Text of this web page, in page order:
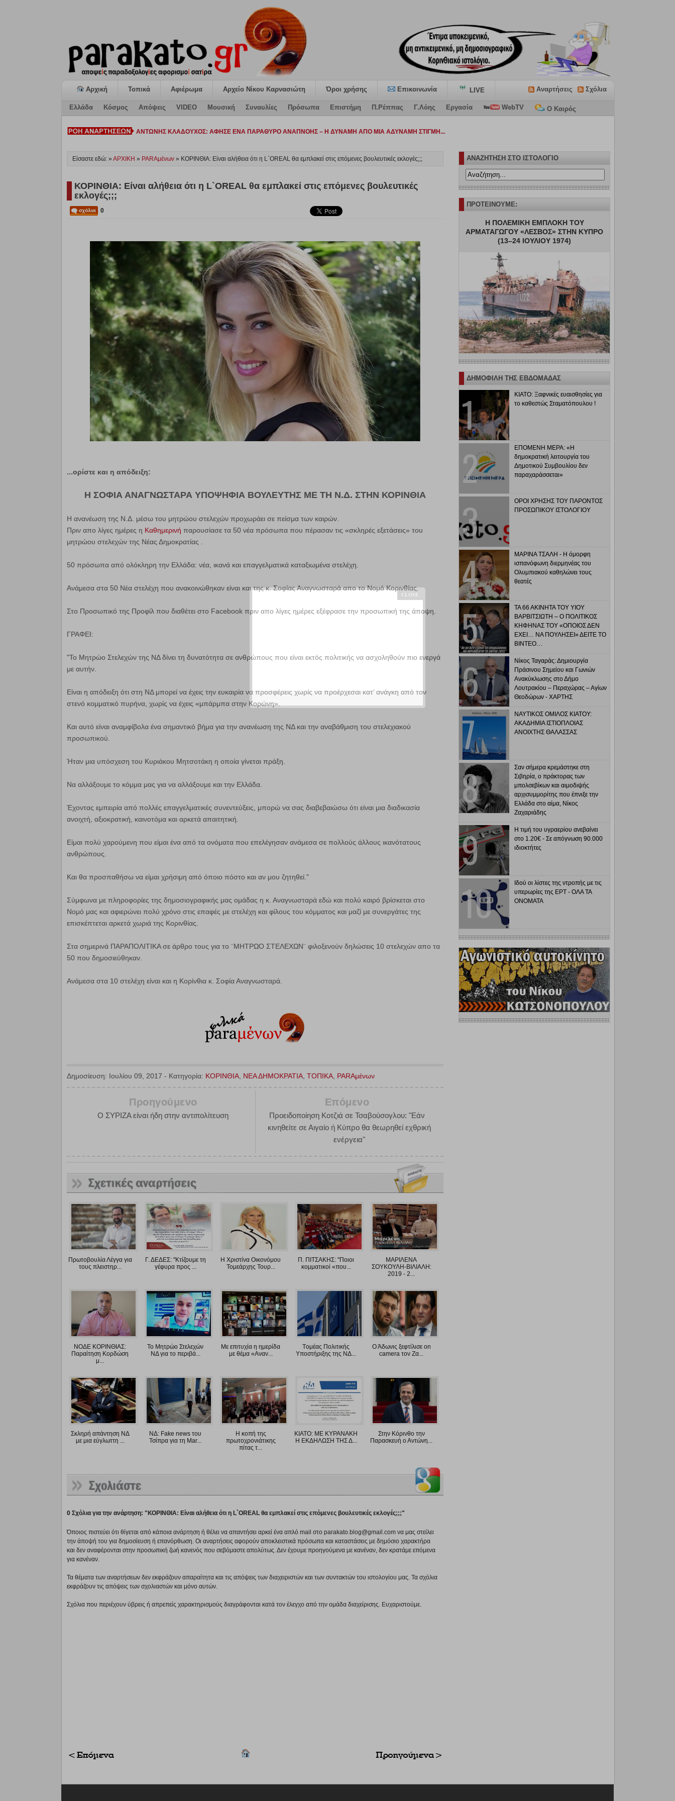
Αρχική Τοπικά Αφιέρωμα Αρχείο Νίκου Καρνασιώτη Όροι χρήσης Επικοινωνία LIVE Αναρτήσεις Σχόλια
Ελλάδα Κόσμος Απόψεις VIDEO Μουσική Συναυλίες Πρόσωπα Επιστήμη Π.Ρέππας Γ.Λόης Εργασία WebTV Ο Καιρός
ΚΙΑΤΟ: Η «ΕΠΟΜΕΝΗ ΜΕΡΑ» κατ-
Είσαστε εδώ: » ΑΡΧΙΚΗ » PARAμένων » ΚΟΡΙΝΘΙΑ: Είναι αλήθεια ότι η L`OREAL θα εμπλακεί στις επόμενες βουλευτικές εκλογές;;;
ΚΟΡΙΝΘΙΑ: Είναι αλήθεια ότι η L`OREAL θα εμπλακεί στις επόμενες βουλευτικές
εκλογές;;;
0
...ορίστε και η απόδειξη:
Η ΣΟΦΙΑ ΑΝΑΓΝΩΣΤΑΡΑ ΥΠΟΨΗΦΙΑ ΒΟΥΛΕΥΤΗΣ ΜΕ ΤΗ Ν.Δ. ΣΤΗΝ ΚΟΡΙΝΘΙΑ
Η ανανέωση της Ν.Δ. μέσω του μητρώου στελεχών προχωράει σε πείσμα των καιρών.
Πριν απο λίγες ημέρες η Καθημερινή παρουσίασε τα 50 νέα πρόσωπα που πέρασαν τις «σκληρές εξετάσεις» του
μητρώου στελεχών της Νέας Δημοκρατίας .
50 πρόσωπα από ολόκληρη την Ελλάδα: νέα, ικανά και επαγγελματικά καταξιωμένα στελέχη.
Ανάμεσα στα 50 Νέα στελέχη που ανακοινώθηκαν είναι και της κ. Σοφίας Αναγνωσταρά απο το Νομό Κορινθίας.
Στο Προσωπικό της Προφίλ που διαθέτει στο Facebook πριν απο λίγες ημέρες εξέφρασε την προσωπική της άποψη.
ΓΡΑΦΕΙ:
"Το Μητρώο Στελεχών της ΝΔ δίνει τη δυνατότητα σε ανθρώπους που είναι εκτός πολιτικής να ασχοληθούν πιο ενεργά
με αυτήν.
Είναι η απόδειξη ότι στη ΝΔ μπορεί να έχεις την ευκαιρία να προσφέρεις χωρίς να προέρχεσαι κατ’ ανάγκη από τον
στενό κομματικό πυρήνα, χωρίς να έχεις «μπάρμπα στην Κορώνη».
Και αυτό είναι αναμφίβολα ένα σημαντικό βήμα για την ανανέωση της ΝΔ και την αναβάθμιση του στελεχιακού
προσωπικού.
Ήταν μια υπόσχεση του Κυριάκου Μητσοτάκη η οποία γίνεται πράξη.
Να αλλάξουμε το κόμμα μας για να αλλάξουμε και την Ελλάδα.
Έχοντας εμπειρία από πολλές επαγγελματικές συνεντεύξεις, μπορώ να σας διαβεβαιώσω ότι είναι μια διαδικασία
ανοιχτή, αξιοκρατική, καινοτόμα και αρκετά απαιτητική.
Είμαι πολύ χαρούμενη που είμαι ένα από τα ονόματα που επελέγησαν ανάμεσα σε πολλούς άλλους ικανότατους
ανθρώπους.
Και θα προσπαθήσω να είμαι χρήσιμη από όποιο πόστο και αν μου ζητηθεί."
Σύμφωνα με πληροφορίες της δημοσιογραφικής μας ομάδας η κ. Αναγνωσταρά εδώ και πολύ καιρό βρίσκεται στο
Νομό μας και αφιερώνει πολύ χρόνο στις επαφές με στελέχη και φίλους του κόμματος και μαζί με συνεργάτες της
επισκέπτεται αρκετά χωριά της Κορινθίας.
Στα σημερινά ΠΑΡΑΠΟΛΙΤΙΚΑ σε άρθρο τους για το ¨ΜΗΤΡΩΟ ΣΤΕΛΕΧΩΝ¨ φιλοξενούν δηλώσεις 10 στελεχών απο τα
50 που δημοσιεύθηκαν.
Ανάμεσα στα 10 στελέχη είναι και η Κορίνθια κ. Σοφία Αναγνωσταρά.
Δημοσίευση: Ιουλίου 09, 2017 - Κατηγορία: ΚΟΡΙΝΘΙΑ ΝΕΑ ΔΗΜΟΚΡΑΤΙΑ ΤΟΠΙΚΑ PARAμένων
Επόμενο
Προειδοποίηση Κοτζιά σε Τσαβούσογλου: "Εάν
κινηθείτε σε Αιγαίο ή Κύπρο θα θεωρηθεί εχθρική
ενέργεια"
Προηγούμενο
Ο ΣΥΡΙΖΑ είναι ήδη στην αντιπολίτευση
Πρωτοβουλία Λέγγα για
τους πλειστηρ...
Γ. ΔΕΔΕΣ: "Κτίζουμε τη
γέφυρα προς ...
Η Χριστίνα Οικονόμου
Τομεάρχης Τουρ...
Π. ΠΙΤΣΑΚΗΣ: "Ποιοι
κομματικοί «που...
ΜΑΡΙΛΕΝΑ
ΣΟΥΚΟΥΛΗ-ΒΙΛΙΑΛΗ:
2019 - 2...
ΝΟΔΕ ΚΟΡΙΝΘΙΑΣ:
Παραίτηση Κορδώση
μ...
Το Μητρώο Στελεχών
ΝΔ για το περιβά...
Με επιτυχία η ημερίδα
με θέμα «Αναν...
Tομέας Πολιτικής
Υποστήριξης της ΝΔ...
Ο Άδωνις ξεφτίλισε on
camera τον Ζα...
Σκληρή απάντηση ΝΔ
με μια εύγλωττη ...
ΝΔ: Fake news του
Τσίπρα για τη Mar...
Η κοπή της
πρωτοχρονιάτικης
πίτας τ...
ΚΙΑΤΟ: ΜΕ ΚΥΡΑΝΑΚΗ
Η ΕΚΔΗΛΩΣΗ ΤΗΣ Δ...
Στην Κόρινθο την
Παρασκευή ο Αντώνη...
0 Σχόλια για την ανάρτηση: "ΚΟΡΙΝΘΙΑ: Είναι αλήθεια ότι η L`OREAL θα εμπλακεί στις επόμενες βουλευτικές εκλογές;;;"
Όποιος πιστεύει ότι θίγεται από κάποια ανάρτηση ή θέλει να απαντήσει αρκεί ένα απλό mail στο parakato.blog@gmail.com να μας στείλει
την άποψή του για δημοσίευση ή επανόρθωση. Οι αναρτήσεις αφορούν αποκλειστικά πρόσωπα και καταστάσεις με δημόσιο χαρακτήρα
και δεν αναφέρονται στην προσωπική ζωή κανενός που σεβόμαστε απολύτως. Δεν έχουμε προηγούμενα με κανέναν, δεν κρατάμε επόμενα
για κανέναν.
Τα θέματα των αναρτήσεων δεν εκφράζουν απαραίτητα και τις απόψεις των διαχειριστών και των συντακτών του ιστολογίου μας. Τα σχόλια
εκφράζουν τις απόψεις των σχολιαστών και μόνο αυτών.
Σχόλια που περιέχουν ύβρεις ή απρεπείς χαρακτηρισμούς διαγράφονται κατά τον έλεγχο από την ομάδα διαχείρισης. Ευχαριστούμε.
ΑΝΑΖΗΤΗΣΗ ΣΤΟ ΙΣΤΟΛΟΓΙΟ
ΠΡΟΤΕΙΝΟΥΜΕ:
Η ΠΟΛΕΜΙΚΗ ΕΜΠΛΟΚΗ ΤΟΥ
ΑΡΜΑΤΑΓΩΓΟΥ «ΛΕΣΒΟΣ» ΣΤΗΝ ΚΥΠΡΟ
(13–24 ΙΟΥΛΙΟΥ 1974)
ΔΗΜΟΦΙΛΗ ΤΗΣ ΕΒΔΟΜΑΔΑΣ
ΚΙΑΤΟ: Ξαφνικές ευαισθησίες για
το καθεστώς Σταματόπουλου !
ΕΠΟΜΕΝΗ ΜΕΡΑ: «Η
δημοκρατική λειτουργία του
Δημοτικού Συμβουλίου δεν
παραχαράσσεται»
ΟΡΟΙ ΧΡΗΣΗΣ ΤΟΥ ΠΑΡΟΝΤΟΣ
ΠΡΟΣΩΠΙΚΟΥ ΙΣΤΟΛΟΓΙΟΥ
ΜΑΡΙΝΑ ΤΣΑΛΗ - Η όμορφη
ισπανόφωνη διερμηνέας του
Ολυμπιακού καθηλώνει τους
θεατές
ΤΑ 66 ΑΚΙΝΗΤΑ ΤΟΥ ΥΙΟΥ
ΒΑΡΒΙΤΣΙΩΤΗ – Ο ΠΟΛΙΤΙΚΟΣ
ΚΗΦΗΝΑΣ ΤΟΥ «ΟΠΟΙΟΣ ΔΕΝ
ΕΧΕΙ… ΝΑ ΠΟΥΛΗΣΕΙ» ΔΕΙΤΕ ΤΟ
ΒΙΝΤΕΟ…
Νίκος Ταγαράς: Δημιουργία
Πράσινου Σημείου και Γωνιών
Ανακύκλωσης στο Δήμο
Λουτρακίου – Περαχώρας – Αγίων
Θεοδώρων - ΧΑΡΤΗΣ
ΝΑΥΤΙΚΟΣ ΟΜΙΛΟΣ ΚΙΑΤΟΥ:
ΑΚΑΔΗΜΙΑ ΙΣΤΙΟΠΛΟΙΑΣ
ΑΝΟΙΧΤΗΣ ΘΑΛΑΣΣΑΣ
Σαν σήμερα κρεμάστηκε στη
Σιβηρία, ο πράκτορας των
μπολσεβίκων και αιμοδιψής
αρχισυμμορίτης που έπνιξε την
Ελλάδα στο αίμα, Νίκος
Ζαχαριάδης
Η τιμή του υγραερίου ανεβαίνει
στο 1.20€ - Σε απόγνωση 90.000
ιδιοκτήτες
Ιδού οι λίστες της ντροπής με τις
υπερωρίες της ΕΡΤ - ΟΛΑ ΤΑ
ΟΝΟΜΑΤΑ